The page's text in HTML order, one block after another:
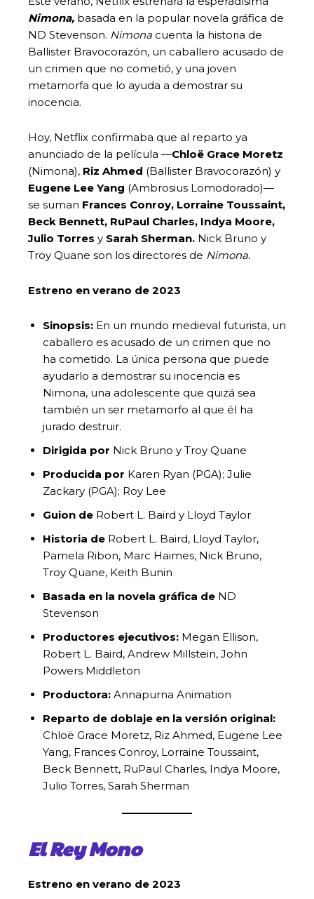
Nimona, basada en la popular novela gráfica de
ND Stevenson. Nimona cuenta la historia de
Ballister Bravocorazón, un caballero acusado de
un crimen que no cometió, y una joven
metamorfa que lo ayuda a demostrar su
inocencia.
Hoy, Netflix confirmaba que al reparto ya
anunciado de la película —Chloë Grace Moretz
(Nimona), Riz Ahmed (Ballister Bravocorazón) y
Eugene Lee Yang (Ambrosius Lomodorado)—
se suman Frances Conroy, Lorraine Toussaint,
Beck Bennett, RuPaul Charles, Indya Moore,
Julio Torres y Sarah Sherman. Nick Bruno y
Troy Quane son los directores de Nimona.
Estreno en verano de 2023
Sinopsis: En un mundo medieval futurista, un
caballero es acusado de un crimen que no
ha cometido. La única persona que puede
ayudarlo a demostrar su inocencia es
Nimona, una adolescente que quizá sea
también un ser metamorfo al que él ha
jurado destruir.
Dirigida por Nick Bruno y Troy Quane
Producida por Karen Ryan (PGA); Julie
Zackary (PGA); Roy Lee
Guion de Robert L. Baird y Lloyd Taylor
Historia de Robert L. Baird, Lloyd Taylor,
Pamela Ribon, Marc Haimes, Nick Bruno,
Troy Quane, Keith Bunin
Basada en la novela gráfica de ND
Stevenson
Productores ejecutivos: Megan Ellison,
Robert L. Baird, Andrew Millstein, John
Powers Middleton
Productora: Annapurna Animation
Reparto de doblaje en la versión original:
Chloë Grace Moretz, Riz Ahmed, Eugene Lee
Yang, Frances Conroy, Lorraine Toussaint,
Beck Bennett, RuPaul Charles, Indya Moore,
Julio Torres, Sarah Sherman
El Rey Mono
Estreno en verano de 2023